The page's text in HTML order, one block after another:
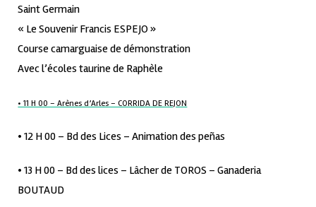
Saint Germain
« Le Souvenir Francis ESPEJO »
Course camarguaise de démonstration
Avec l’écoles taurine de Raphèle
• 11 H 00 – Arènes d’Arles – CORRIDA DE REJON
• 12 H 00 – Bd des Lices – Animation des peñas
• 13 H 00 – Bd des lices – Lâcher de TOROS – Ganaderia
BOUTAUD